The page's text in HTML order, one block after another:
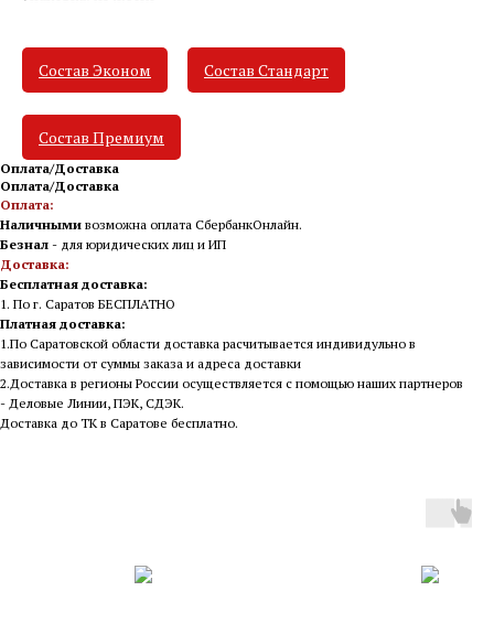
Состав Эконом Состав Стандарт
Состав Премиум
Оплата/Доставка
Оплата/Доставка
Оплата:
Наличными возможна оплата СбербанкОнлайн.
Безнал - для юридических лиц и ИП
Доставка:
Бесплатная доставка:
1. По г. Саратов БЕСПЛАТНО
Платная доставка:
1.По Саратовской области доставка расчитывается индивидульно в
зависимости от суммы заказа и адреса доставки
2.Доставка в регионы России осуществляется с помощью наших партнеров
- Деловые Линии, ПЭК, СДЭК.
Доставка до ТК в Саратове бесплатно.